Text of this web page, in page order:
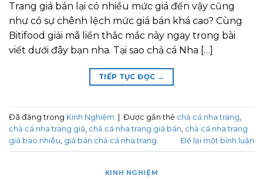
Trang giá bán lại có nhiều mức giá đến vậy cũng
như có sự chênh lệch mức giá bán khá cao? Cùng
Bitifood giải mã liền thắc mắc này ngay trong bài
viết dưới đây bạn nha. Tại sao chả cá Nha […]
TIẾP TỤC ĐỌC →
Đã đăng trong Kinh Nghiệm Được gắn thẻ chả cá nha trang
chả cá nha trang giá chả cá nha trang giá bán chả cá nha trang
giá bao nhiêu giá bán chả cá nha trang Để lại một bình luận
KINH NGHIỆM